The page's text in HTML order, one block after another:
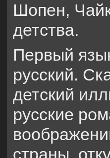
Шопен,
детства.
Первый
русский.
детский
русские
страны,